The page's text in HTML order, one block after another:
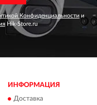
Конфиденциальности и
Hik-Store.ru
ИНФОРМАЦИЯ
Доставка